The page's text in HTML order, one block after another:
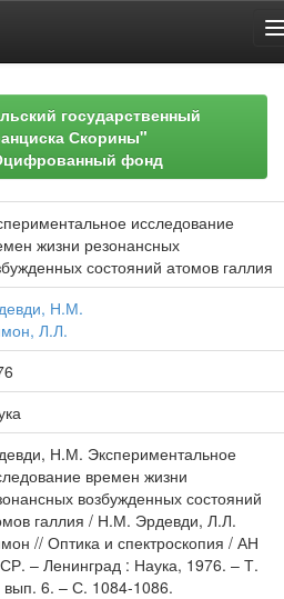
государственный
Скорины"
фонд
исследование
жизни резонансных
состояний атомов галлия
Н.М.
Л.Л.
Н.М. Экспериментальное
времен жизни
возбужденных состояний
галлия / Н.М. Эрдевди, Л.Л.
// Оптика и спектроскопия / АН
– Ленинград : Наука, 1976. – Т.
вып. 6. – С. 1084-1086.